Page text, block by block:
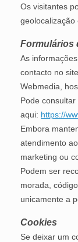
Os visitantes
geolocalização
Formulários
As
contacto no
Webmedia,
Pode
aqui: https://
Embora
atendimento
marketing ou
Podem ser
morada,
unicamente a
Cookies
Se deixar um